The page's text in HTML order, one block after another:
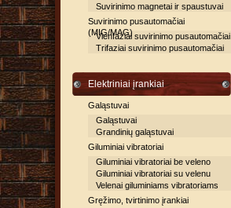
Suvirinimo magnetai ir spaustuvai
Suvirinimo pusautomačiai
(MIG/MAG)
Vienfaziai suvirinimo pusautomačiai
Trifaziai suvirinimo pusautomačiai
Elektriniai įrankiai
Galąstuvai
Galąstuvai
Grandinių galąstuvai
Giluminiai vibratoriai
Giluminiai vibratoriai be veleno
Giluminiai vibratoriai su velenu
Velenai giluminiams vibratoriams
Gręžimo, tvirtinimo įrankiai